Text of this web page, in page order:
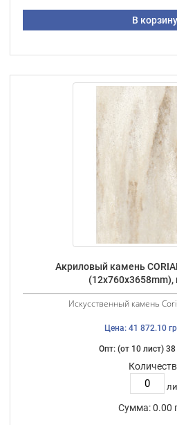
В корзину
Акриловый камень
(12х760х3658mm),
Искусственный камень
Цена: 41 872.10
Опт: (от 10 лист)
Сумма: 0.00